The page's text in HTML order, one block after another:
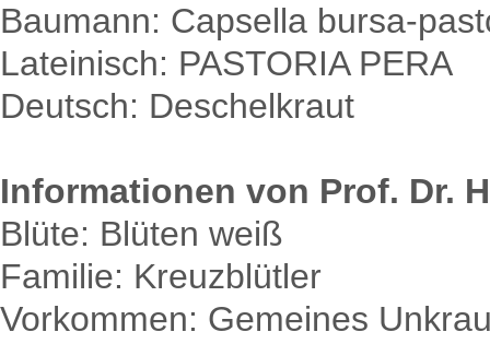
Baumann: Capsella bursa-
Lateinisch: PASTORIA PERA
Deutsch: Deschelkraut
Informationen von Prof. Dr.
Blüte: Blüten weiß
Familie: Kreuzblütler
Vorkommen: Gemeines